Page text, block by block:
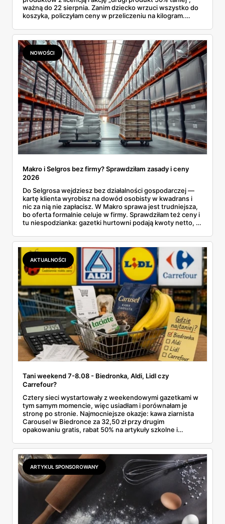
ważną do 22 sierpnia. Zanim dziecko wrzuci wszystko do
koszyka, policzyłam ceny w przeliczeniu na kilogram.
prawie 140 zł za kilogram, ale lody do mrożenia i rurki
waflowe bronią się nawet bez rabatu.
NOWOŚCI
Makro i Selgros bez firmy? Sprawdziłam zasady i ceny
2026
Do Selgrosa wejdziesz bez działalności gospodarczej —
kartę klienta wyrobisz na dowód osobisty w kwadrans i
nic za nią nie zapłacisz. W Makro sprawa jest trudniejsza,
bo oferta formalnie celuje w firmy. Sprawdziłam też ceny i
tu niespodzianka: gazetki hurtowni podają kwoty netto, a
zawsze wygrywa — ta sama kawa ziarnista kosztuje w
Makro ponad dwa razy więcej niż w weekendowej
promocji dyskontu.
AKTUALNOŚCI
Tani weekend 7-8.08 - Biedronka, Aldi, Lidl czy
Carrefour?
Cztery sieci wystartowały z weekendowymi gazetkami w
tym samym momencie, więc usiadłam i porównałam je
stronę po stronie. Najmocniejsze okazje: kawa ziarnista
Carousel w Biedronce za 32,50 zł przy drugim
opakowaniu gratis, rabat 50% na artykuły szkolne i
2,99 zł za kilogram, ale wyłącznie w sobotę z aplikacją. Aldi
odpowiada masłem za 2,99 zł. Werdykt w skrócie:
najwięcej wyciśniesz z Biedronki, po świeże warzywa jedź
do Aldi.
ARTYKUŁ SPONSOROWANY